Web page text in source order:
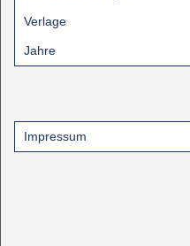
Verlage
Jahre
Impressum